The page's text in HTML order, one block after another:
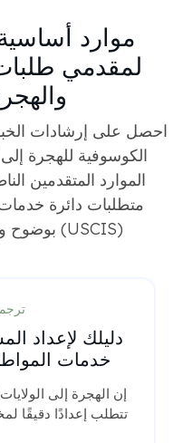
موارد أساسية
لمقدمي
احصل على إرشادات
الكوسوفية للهجرة
الموارد المتقدمين
متطلبات دائرة خدمات
(USCIS) بوضوح وثقة لتقديم طلبات ناجحة.
دليلك لإعداد
خدمات
إن الهجرة إلى
تتطلب إعدادًا دقيقًا